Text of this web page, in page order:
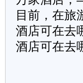
目前，在旅
酒店可在去
酒店可在去